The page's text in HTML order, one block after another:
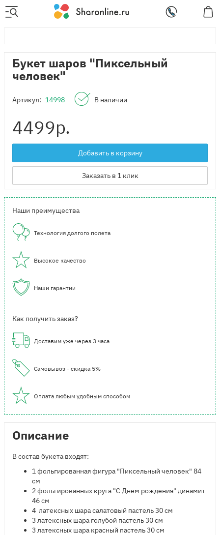
Букет шаров "Пиксельный
человек"
Артикул: 14998 В наличии
4499р.
Добавить в корзину
Заказать в 1 клик
Наши преимущества
Технология долгого полета
Высокое качество
Наши гарантии
Как получить заказ?
Доставим уже через 3 часа
Самовывоз - скидка 5%
Оплата любым удобным способом
Описание
В состав букета входят:
1 фольгированная фигура "Пиксельный человек" 84
см
2 фольгированных круга "С Днем рождения" динамит
46 см
4 латексных шара салатовый пастель 30 см
3 латексных шара голубой пастель 30 см
3 латексных шара красный пастель 30 см